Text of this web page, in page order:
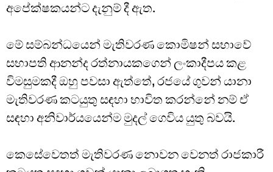
අපේක්ෂකයන්ට දැනුම් දී ඇත.
මේ සම්බන්ධයෙන් මැතිවරණ කොමිෂන් සභාවේ
සභාපති ආනන්ද රත්නායකගෙන් ලංකාදීපය කළ
විමසුමකදී ඔහු පවසා ඇත්තේ, රජයේ ගුවන් යානා
මැතිවරණ කටයුතු සඳහා භාවිත කරන්නේ නම් ඒ
සඳහා අනිවාර්යයෙන්ම මුදල් ගෙවිය යුතු බවයි.
කෙසේවෙතත් මැතිවරණ නොවන වෙනත් රාජකාරී